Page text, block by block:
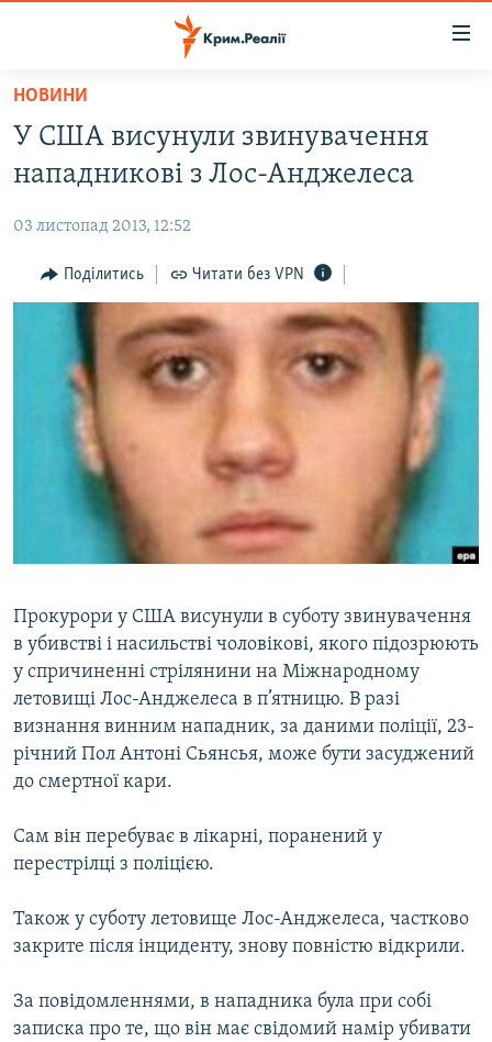
Перейти
основного
матеріалу
до
навігації
Перейти
пошуку
ПОЛІТИКА
БЛОГИ
ІНТЕРВ'Ю
ВСЕ ЗА ДЕНЬ
СПЕЦПРОЕКТИ
ДЕПОРТАЦІЯ
ВІДЕОУРОКИ «ELIFBE»
СВІДЧЕННЯ ОКУПАЦІЇ
ІНФОГРАФІКА
ЯК ОБІЙТИ БЛОКУВАННЯ
Qırımtatar
ДОЛУЧАЙСЯ!
Усі сайти RFE/RL
НОВИНИ
У США висунули звинувачення
нападникові з Лос-Анджелеса
03 листопад 2013, 12:52
Поділитись Читати без VPN
Прокурори у США висунули в суботу звинувачення
в убивстві і насильстві чоловікові, якого підозрюють
у спричиненні стрілянини на Міжнародному
летовищі Лос-Анджелеса в п’ятницю. В разі
визнання винним нападник, за даними поліції, 23-
річний Пол Антоні Сьянсья, може бути засуджений
до смертної кари.
Сам він перебуває в лікарні, поранений у
перестрілці з поліцією.
Також у суботу летовище Лос-Анджелеса, частково
закрите після інциденту, знову повністю відкрили.
За повідомленнями, в нападника була при собі
записка про те, що він має свідомий намір убивати